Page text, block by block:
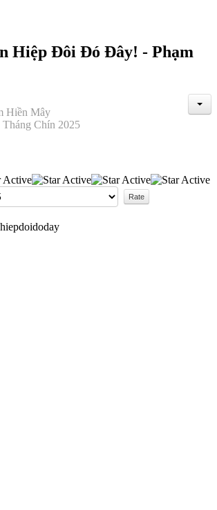
Hiệp Đôi Đó Đây! - Phạm
Hiền Mây
Tháng Chín 2025